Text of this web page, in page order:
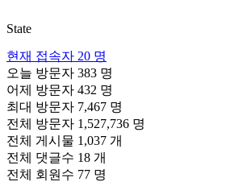
State
현재 접속자 20 명
오늘 방문자 383 명
어제 방문자 432 명
최대 방문자 7,467 명
전체 방문자 1,527,736 명
전체 게시물 1,037 개
전체 댓글수 18 개
전체 회원수 77 명